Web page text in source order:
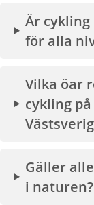
Är
för alla
Vilka öar
cykling
Gäller
i naturen?